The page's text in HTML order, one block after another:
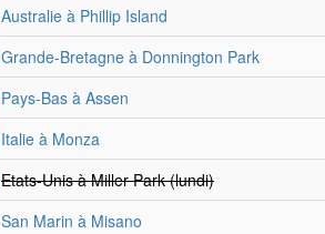
Australie à Phillip Island
Grande-Bretagne à Donnington Park
Pays-Bas à Assen
Italie à Monza
Etats-Unis à Miller Park (lundi)
San Marin à Misano